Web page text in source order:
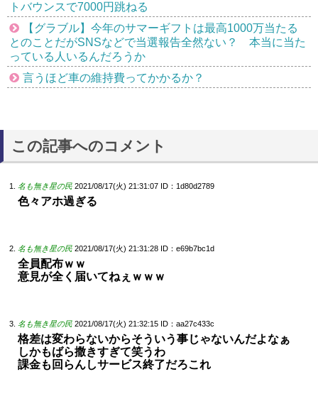
トバウンスで7000円跳ねる
【グラブル】今年のサマーギフトは最高1000万当たる
とのことだがSNSなどで当選報告全然ない？ 本当に当た
っている人いるんだろうか
言うほど車の維持費ってかかるか？
この記事へのコメント
名も無き星の民 2021/08/17(火) 21:31:07 ID：1d80d2789
色々アホ過ぎる
名も無き星の民 2021/08/17(火) 21:31:28 ID：e69b7bc1d
全員配布ｗｗ
意見が全く届いてねぇｗｗｗ
名も無き星の民 2021/08/17(火) 21:32:15 ID：aa27c433c
格差は変わらないからそういう事じゃないんだよなぁ
しかもばら撒きすぎて笑うわ
課金も回らんしサービス終了だろこれ